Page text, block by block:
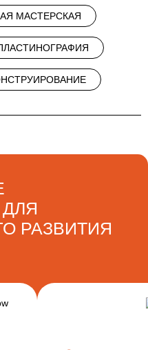
МАСТЕРСКАЯ
РАЗВИТИЯ